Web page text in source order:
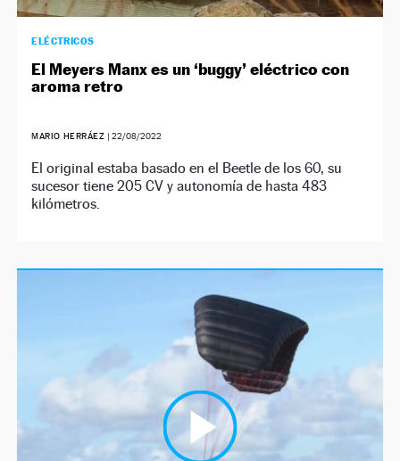
ELÉCTRICOS
El Meyers Manx es un ‘buggy’ eléctrico con
aroma retro
MARIO HERRÁEZ | 22/08/2022
El original estaba basado en el Beetle de los 60, su
sucesor tiene 205 CV y autonomía de hasta 483
kilómetros.